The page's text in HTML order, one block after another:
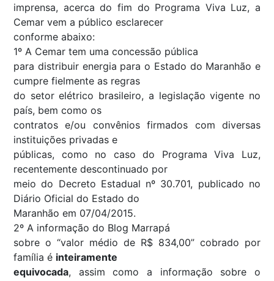
imprensa, acerca do fim do Programa Viva Luz, a
Cemar vem a público esclarecer
conforme abaixo:
1º A Cemar tem uma concessão pública
para distribuir energia para o Estado do Maranhão e
cumpre fielmente as regras
do setor elétrico brasileiro, a legislação vigente no
país, bem como os
contratos e/ou convênios firmados com diversas
instituições privadas e
públicas, como no caso do Programa Viva Luz,
recentemente descontinuado por
meio do Decreto Estadual nº 30.701, publicado no
Diário Oficial do Estado do
Maranhão em 07/04/2015.
2º A informação do Blog Marrapá
sobre o “valor médio de R$ 834,00” cobrado por
família é inteiramente
equivocada, assim como a informação sobre o